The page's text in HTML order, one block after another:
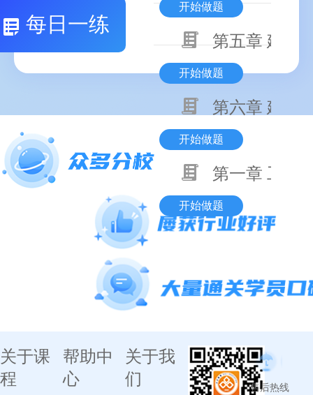
每日一练
开始做题
第五章 建设
开始做题
第六章 建设
开始做题
第一章 工程
开始做题
关于课
程
帮助中
心
关于我
们
售后热线